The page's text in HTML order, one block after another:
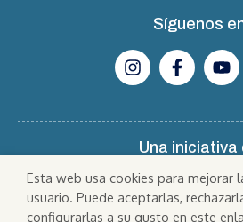
Síguenos
Una iniciativa
Esta web usa cookies para mejorar
usuario. Puede aceptarlas,
configurarlas a su gusto en este